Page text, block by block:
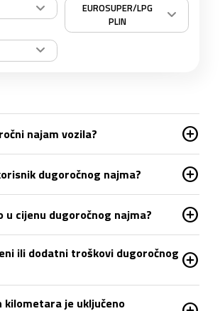
EUROSUPER/LPG
PLIN
najam vozila? add_circle
dugoročnog najma? add_circle
u cijenu dugoročnog najma? add_circle
ili dodatni troškovi dugoročnog add_circle
kilometara je uključeno